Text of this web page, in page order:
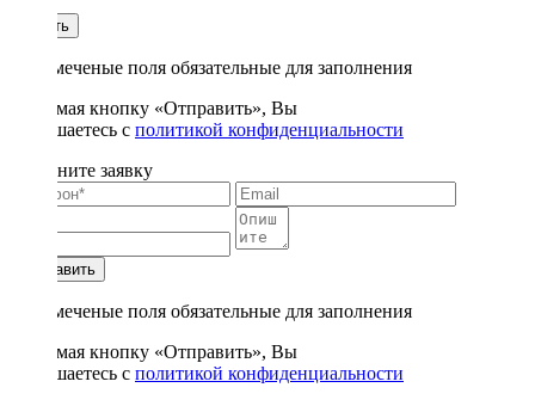
Купить
* - отмеченые поля обязательные для заполнения
Нажимая кнопку «Отправить», Вы
соглашаетесь с политикой конфиденциальности
Заполните заявку
Отправить
* - отмеченые поля обязательные для заполнения
Нажимая кнопку «Отправить», Вы
соглашаетесь с политикой конфиденциальности